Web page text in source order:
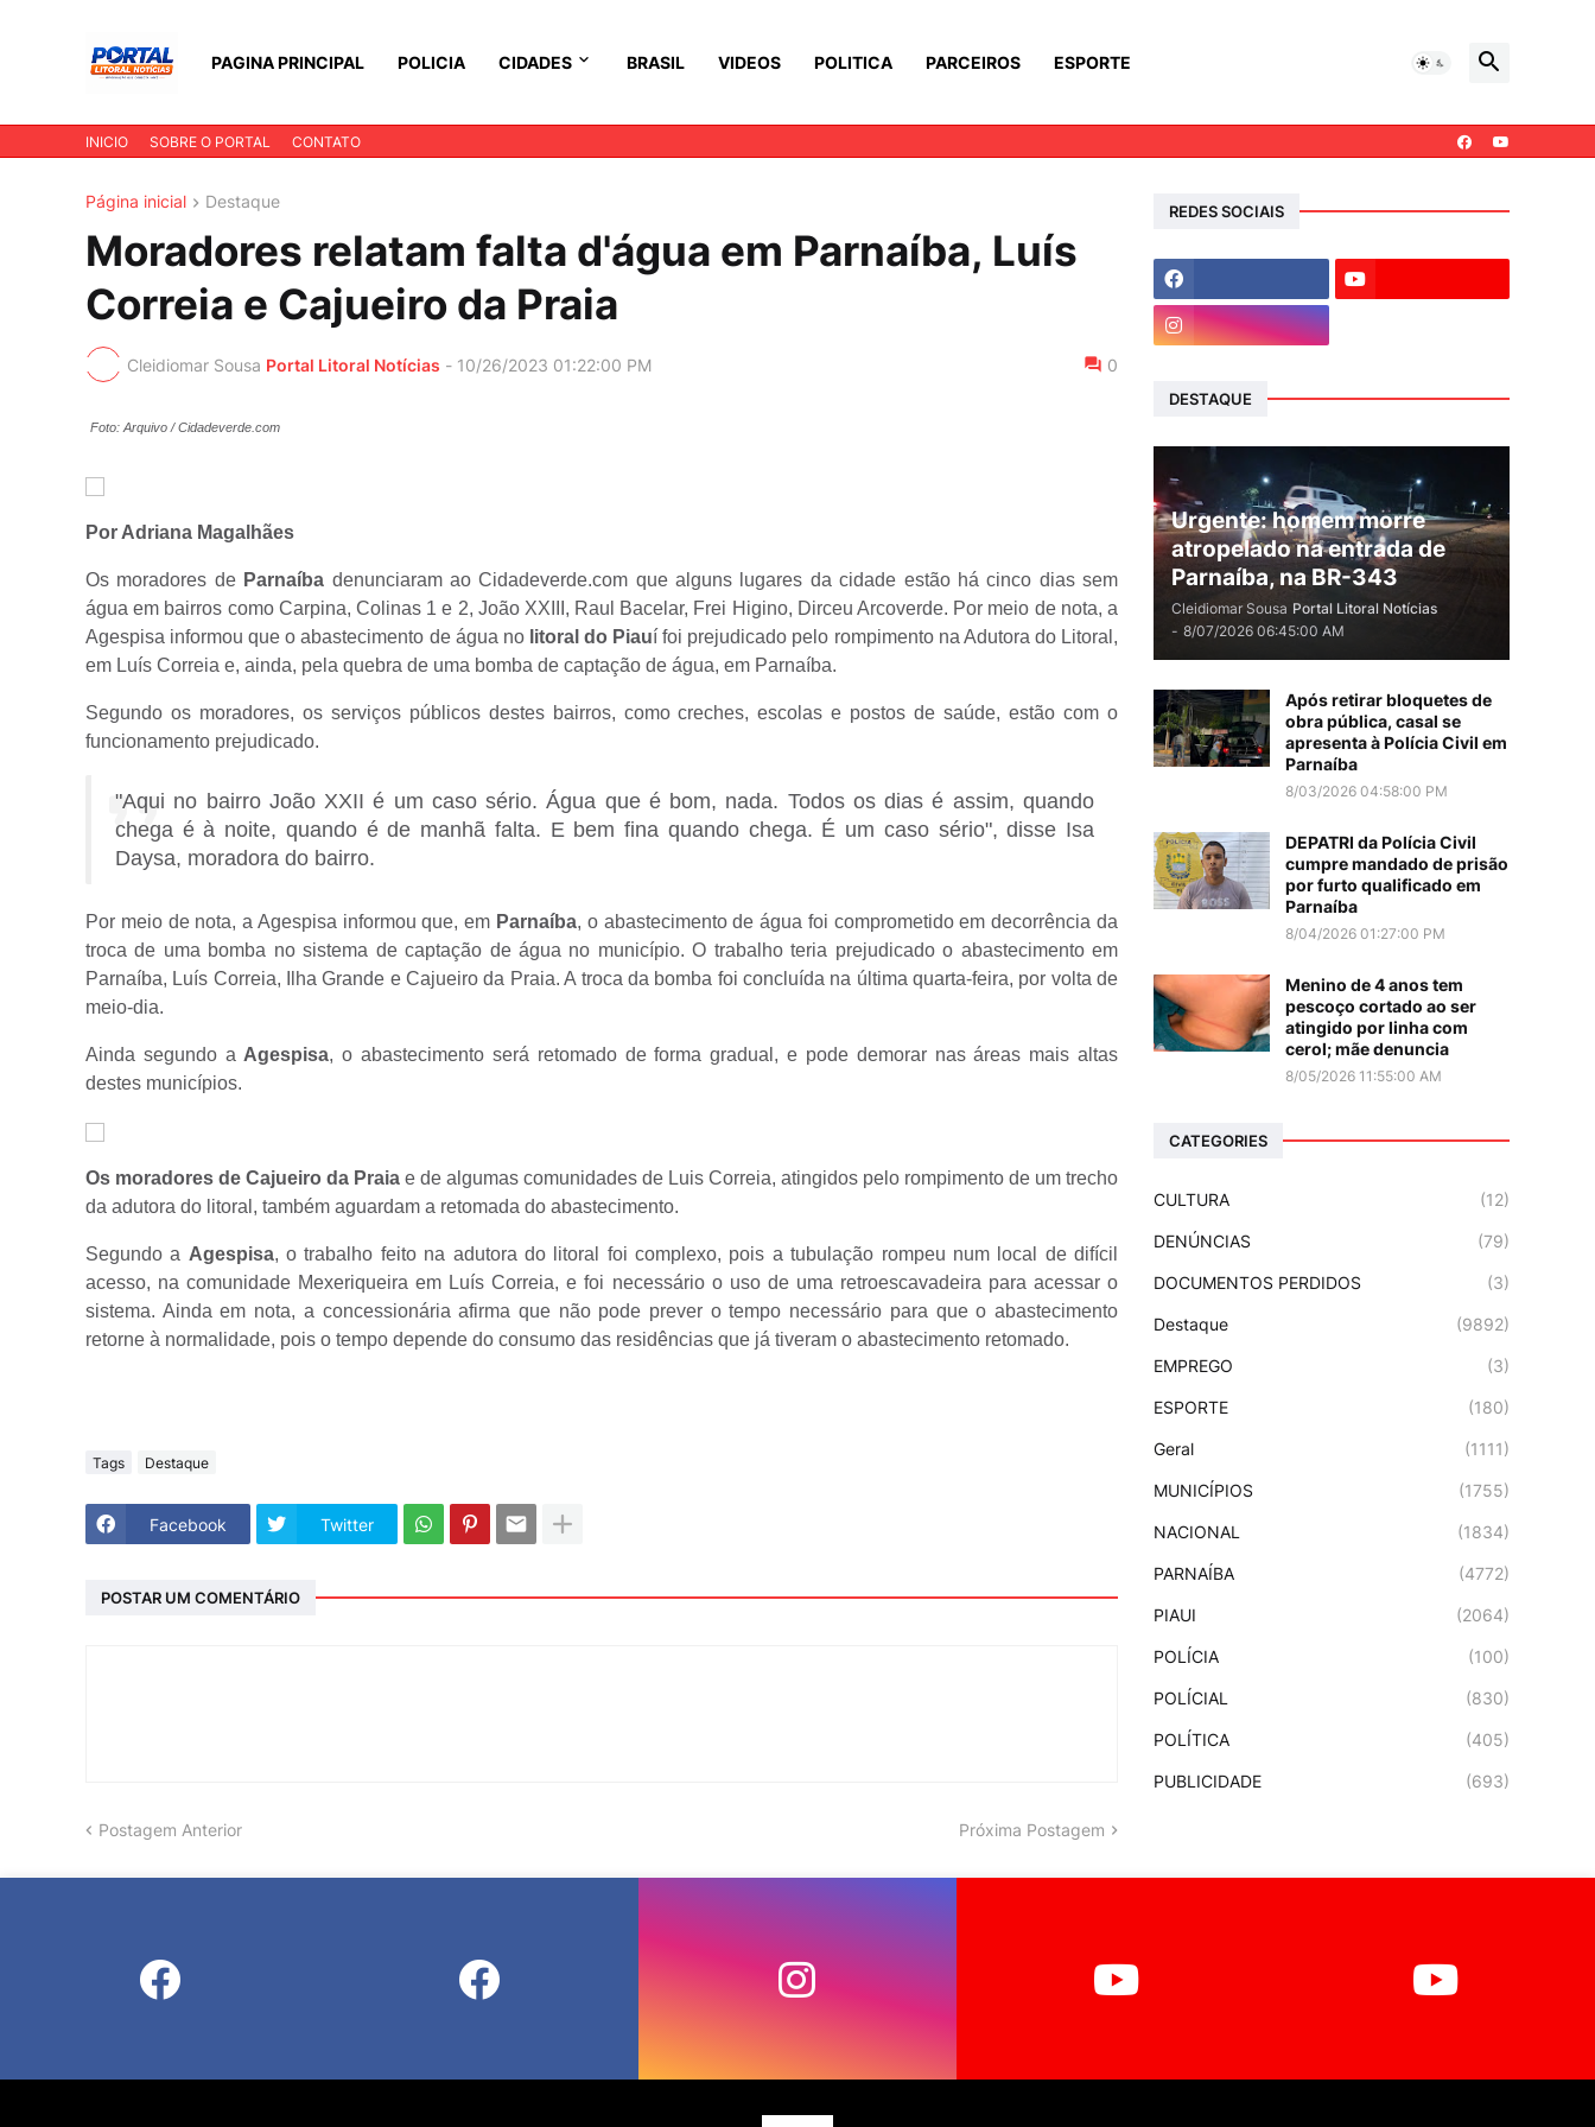
PAGINA PRINCIPAL POLICIA CIDADES BRASIL VIDEOS POLITICA PARCEIROS ESPORTE
INICIO SOBRE O PORTAL CONTATO
Página inicial Destaque
Moradores relatam falta d'água em Parnaíba, Luís
Correia e Cajueiro da Praia
Cleidiomar Sousa Portal Litoral Notícias - 10/26/2023 01:22:00 PM 0
Foto: Arquivo / Cidadeverde.com
Por Adriana Magalhães
Os moradores de Parnaíba denunciaram ao Cidadeverde.com que alguns lugares da cidade estão há cinco dias sem
água em bairros como Carpina, Colinas 1 e 2, João XXIII, Raul Bacelar, Frei Higino, Dirceu Arcoverde. Por meio de nota, a
Agespisa informou que o abastecimento de água no litoral do Piauí foi prejudicado pelo rompimento na Adutora do Litoral,
em Luís Correia e, ainda, pela quebra de uma bomba de captação de água, em Parnaíba.
Segundo os moradores, os serviços públicos destes bairros, como creches, escolas e postos de saúde, estão com o
funcionamento prejudicado.
"Aqui no bairro João XXII é um caso sério. Água que é bom, nada. Todos os dias é assim, quando
chega é à noite, quando é de manhã falta. E bem fina quando chega. É um caso sério", disse Isa
Daysa, moradora do bairro.
Por meio de nota, a Agespisa informou que, em Parnaíba, o abastecimento de água foi comprometido em decorrência da
troca de uma bomba no sistema de captação de água no município. O trabalho teria prejudicado o abastecimento em
Parnaíba, Luís Correia, Ilha Grande e Cajueiro da Praia. A troca da bomba foi concluída na última quarta-feira, por volta de
meio-dia.
Ainda segundo a Agespisa, o abastecimento será retomado de forma gradual, e pode demorar nas áreas mais altas
destes municípios.
Os moradores de Cajueiro da Praia e de algumas comunidades de Luis Correia, atingidos pelo rompimento de um trecho
da adutora do litoral, também aguardam a retomada do abastecimento.
Segundo a Agespisa, o trabalho feito na adutora do litoral foi complexo, pois a tubulação rompeu num local de difícil
acesso, na comunidade Mexeriqueira em Luís Correia, e foi necessário o uso de uma retroescavadeira para acessar o
sistema. Ainda em nota, a concessionária afirma que não pode prever o tempo necessário para que o abastecimento
retorne à normalidade, pois o tempo depende do consumo das residências que já tiveram o abastecimento retomado.
Tags Destaque
Facebook Twitter
POSTAR UM COMENTÁRIO
Postagem Anterior Próxima Postagem
REDES SOCIAIS
DESTAQUE
Urgente: homem morre
atropelado na entrada de
Parnaíba, na BR-343
Cleidiomar Sousa Portal Litoral Notícias
- 8/07/2026 06:45:00 AM
Após retirar bloquetes de
obra pública, casal se
apresenta à Polícia Civil em
Parnaíba
8/03/2026 04:58:00 PM
DEPATRI da Polícia Civil
cumpre mandado de prisão
por furto qualificado em
Parnaíba
8/04/2026 01:27:00 PM
Menino de 4 anos tem
pescoço cortado ao ser
atingido por linha com
cerol; mãe denuncia
8/05/2026 11:55:00 AM
CATEGORIES
CULTURA (12)
DENÚNCIAS (79)
DOCUMENTOS PERDIDOS (3)
Destaque (9892)
EMPREGO (3)
ESPORTE (180)
Geral (1111)
MUNICÍPIOS (1755)
NACIONAL (1834)
PARNAÍBA (4772)
PIAUI (2064)
POLÍCIA (100)
POLÍCIAL (830)
POLÍTICA (405)
PUBLICIDADE (693)